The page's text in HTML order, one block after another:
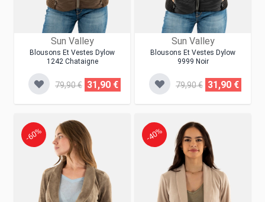
Sun Valley
Blousons Et Vestes Dylow
1242 Chataigne
79,90 € 31,90 €
Sun Valley
Blousons Et Vestes Dylow
9999 Noir
79,90 € 31,90 €
-60% -40%